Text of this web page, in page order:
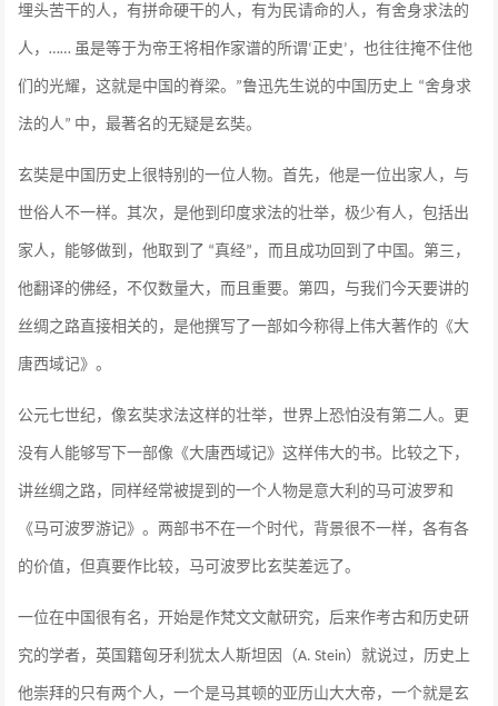
埋头苦干的人，有拼命硬干的人，有为民请命的人，有舍身求法的
人，…… 虽是等于为帝王将相作家谱的所谓‘正史’ ，也往往掩不住他
们的光耀，这就是中国的脊梁。 ”鲁迅先生说的中国历史上 “舍身求
法的人 ” 中，最著名的无疑是玄奘。
玄奘是中国历史上很特别的一位人物。首先，他是一位出家人，与
世俗人不一样。其次，是他到印度求法的壮举，极少有人，包括出
家人，能够做到，他取到了 “真经” ，而且成功回到了中国。第三，
他翻译的佛经，不仅数量大，而且重要。第四，与我们今天要讲的
丝绸之路直接相关的，是他撰写了一部如今称得上伟大著作的《大
唐西域记》。
公元七世纪，像玄奘求法这样的壮举，世界上恐怕没有第二人。更
没有人能够写下一部像《大唐西域记》这样伟大的书。比较之下，
讲丝绸之路，同样经常被提到的一个人物是意大利的马可波罗和
《马可波罗游记》。两部书不在一个时代，背景很不一样，各有各
的价值，但真要作比较，马可波罗比玄奘差远了。
一位在中国很有名，开始是作梵文文献研究，后来作考古和历史研
究的学者，英国籍匈牙利犹太人斯坦因（A. Stein）就说过，历史上
他崇拜的只有两个人，一个是马其顿的亚历山大大帝，一个就是玄